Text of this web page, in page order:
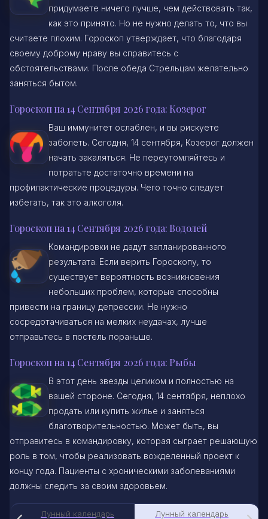
придумаете ничего лучше, чем действовать так,
как это принято. Но не нужно делать то, что вы
считаете плохим. Гороскоп утверждает, что благодаря
своему доброму нраву вы справитесь с
обстоятельствами. После обеда Стрельцам желательно
заняться бытом.
Гороскоп на 14 Сентября 2026 года: Козерог
Ваш иммунитет ослаблен, и вы рискуете
заболеть. Сегодня, 14 сентября, Козерог должен
начать закаляться. Не переутомляйтесь и
потратьте достаточно времени на
профилактические процедуры. Чего точно следует
избегать, так это алкоголя.
Гороскоп на 14 Сентября 2026 года: Водолей
Командировки не дадут запланированного
результата. Если верить Гороскопу, то
существует вероятность возникновения
небольших проблем, которые способны
привести на границу депрессии. Не нужно
сосредотачиваться на мелких неудачах, лучше
отправьтесь в постель пораньше.
Гороскоп на 14 Сентября 2026 года: Рыбы
В этот день звезды целиком и полностью на
вашей стороне. Сегодня, 14 сентября, неплохо
продать или купить жилье и заняться
благотворительностью. Может быть, вы
отправитесь в командировку, которая сыграет решающую
роль в том, чтобы реализовать вожделенный проект к
концу года. Пациенты с хроническими заболеваниями
должны следить за своим здоровьем.
Лунный календарь
Лунный календарь